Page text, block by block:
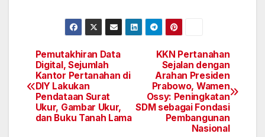
Navigasi
pos
KKN Pertanahan
Sejalan dengan
Arahan Presiden
Prabowo, Wamen
Ossy: Peningkatan
SDM sebagai Fondasi
Pembangunan
Nasional
Pemutakhiran Data
Digital, Sejumlah
Kantor Pertanahan di
DIY Lakukan
Pendataan Surat
Ukur, Gambar Ukur,
dan Buku Tanah Lama